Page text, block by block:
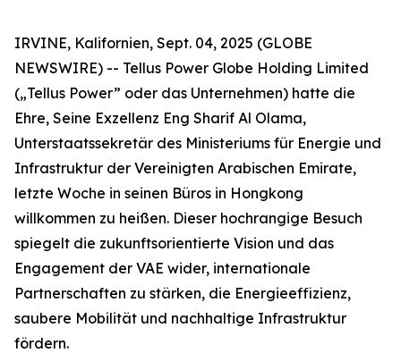
IRVINE, Kalifornien, Sept. 04, 2025 (GLOBE
NEWSWIRE) -- Tellus Power Globe Holding Limited
(„Tellus Power” oder das Unternehmen) hatte die
Ehre, Seine Exzellenz Eng Sharif Al Olama,
Unterstaatssekretär des Ministeriums für Energie und
Infrastruktur der Vereinigten Arabischen Emirate,
letzte Woche in seinen Büros in Hongkong
willkommen zu heißen. Dieser hochrangige Besuch
spiegelt die zukunftsorientierte Vision und das
Engagement der VAE wider, internationale
Partnerschaften zu stärken, die Energieeffizienz,
saubere Mobilität und nachhaltige Infrastruktur
fördern.